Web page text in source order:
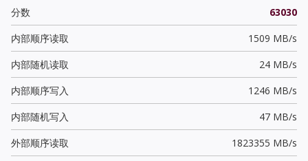
分数
63030
内部顺序读取
1509 MB/s
内部随机读取
24 MB/s
内部顺序写入
1246 MB/s
内部随机写入
47 MB/s
外部顺序读取
1823355 MB/s